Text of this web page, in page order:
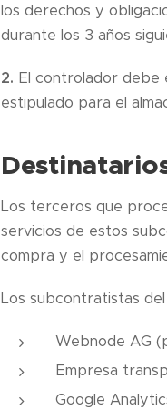
los derechos y
durante los 3 años
2. El controlador debe
estipulado para el
Los terceros que
servicios de estos
compra y el
Los subcontratistas
Webnode AG
Empresa
Google